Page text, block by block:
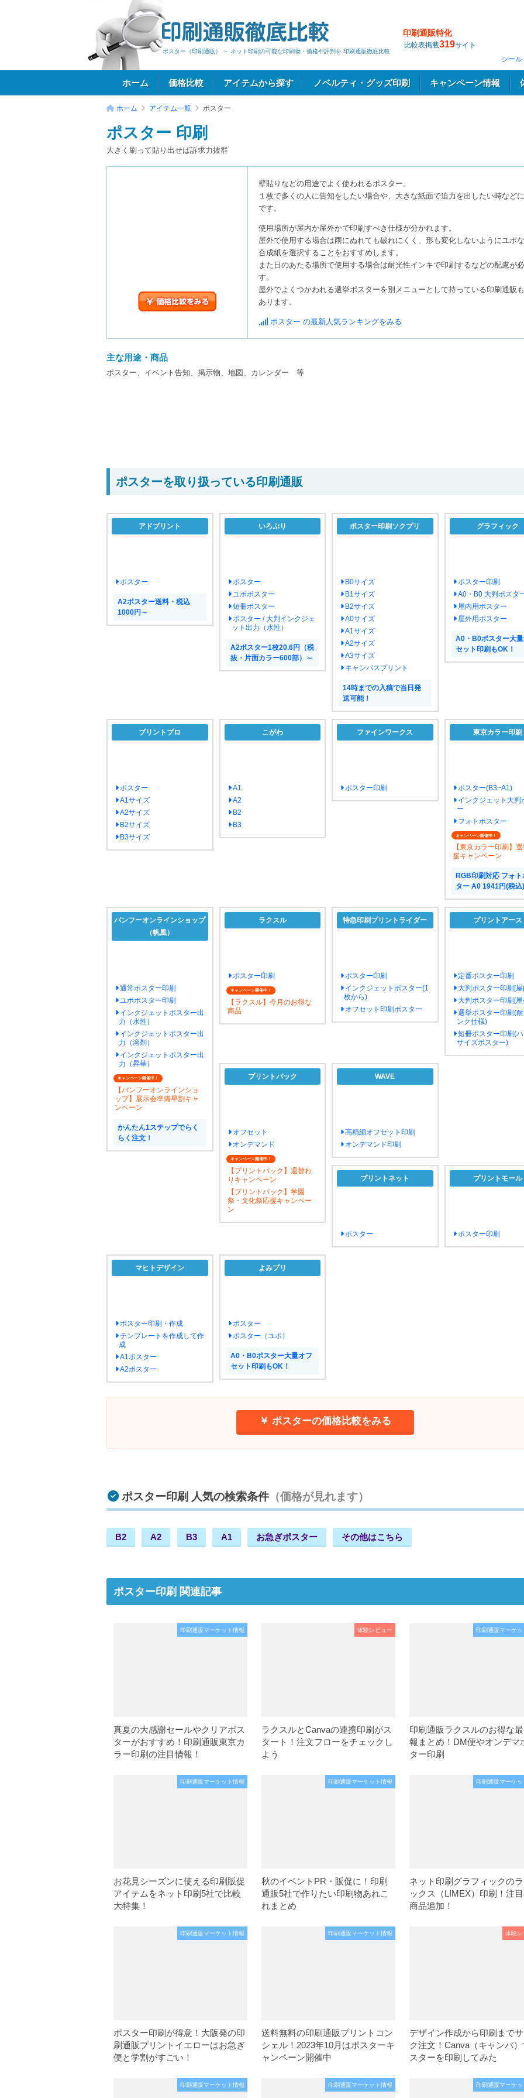
ポスター（印刷通販） ～ ネット印刷の可能な印刷物・価格や評判を 印刷通販徹底比較
印刷通販特化
比較表掲載319サイト
シール
ホーム 価格比較 アイテムから探す ノベルティ・グッズ印刷 キャンペーン情報
ホーム アイテム一覧 ポスター
ポスター 印刷
大きく刷って貼り出せば訴求力抜群
壁貼りなどの用途でよく使われるポスター。
１枚で多くの人に告知をしたい場合や、大きな紙面で迫力を出したい時など
です。
使用場所が屋内か屋外かで印刷すべき仕様が分かれます。
屋外で使用する場合は雨にぬれても破れにくく、形も変化しないようにユポ
合成紙を選択することをおすすめします。
また日のあたる場所で使用する場合は耐光性インキで印刷するなどの配慮が
す。
屋外でよくつかわれる選挙ポスターを別メニューとして持っている印刷通販も
あります。
ポスター の最新人気ランキングをみる
主な用途・商品
ポスター、イベント告知、掲示物、地図、カレンダー 等
ポスターを取り扱っている印刷通販
アドプリント
ポスター
A2ポスター送料・税込
1000円～
いろぷり
ポスター
ユポポスター
短冊ポスター
ポスター / 大判インクジェ
ット出力（水性）
A2ポスター1枚20.6円（税
抜・片面カラー600部）～
ポスター印刷ソクプリ
B0サイズ
B1サイズ
B2サイズ
A0サイズ
A1サイズ
A2サイズ
A3サイズ
キャンバスプリント
14時までの入稿で当日発
送可能！
グラフィック
ポスター印刷
A0・B0 大判ポスタ
屋内用ポスター
屋外用ポスター
A0・B0ポスター大
セット印刷もOK！
プリントプロ
ポスター
A1サイズ
A2サイズ
B2サイズ
B3サイズ
こがわ
A1
A2
B2
B3
ファインワークス
ポスター印刷
東京カラー印刷
ポスター(B3~A1)
インクジェット大判
ー
フォトポスター
キャンペーン開催中！
【東京カラー印刷】
援キャンペーン
RGB印刷対応 フォト
ター A0 1941円(税込
バンフーオンラインショップ
（帆風）
通常ポスター印刷
ユポポスター印刷
インクジェットポスター出
力（水性）
インクジェットポスター出
力（溶剤）
インクジェットポスター出
力（昇華）
キャンペーン開催中！
【バンフーオンラインショ
ップ】展示会準備早割キャ
ンペーン
かんたん1ステップでらく
らく注文！
ラクスル
ポスター印刷
キャンペーン開催中！
【ラクスル】今月のお得な
商品
特急印刷プリントライダー
ポスター印刷
インクジェットポスター(1
枚から)
オフセット印刷ポスター
プリントアース
定番ポスター印刷
大判ポスター印刷[屋
大判ポスター印刷[屋
選挙ポスター印刷(耐
ンク仕様)
短冊ポスター印刷(
サイズポスター)
プリントパック
オフセット
オンデマンド
キャンペーン開催中！
【プリントパック】週替わ
りキャンペーン
【プリントパック】学園
祭・文化祭応援キャンペー
ン
WAVE
高精細オフセット印刷
オンデマンド印刷
プリントネット
ポスター
プリントモール
ポスター印刷
マヒトデザイン
ポスター印刷・作成
テンプレートを作成して作
成
A1ポスター
A2ポスター
よみプリ
ポスター
ポスター（ユポ）
A0・B0ポスター大量オフ
セット印刷もOK！
￥ ポスターの価格比較をみる
ポスター印刷 人気の検索条件（価格が見れます）
B2 A2 B3 A1 お急ぎポスター その他はこちら
ポスター印刷 関連記事
印刷通販マーケット情報
真夏の大感謝セールやクリアポス
ターがおすすめ！印刷通販東京カ
ラー印刷の注目情報！
体験レビュー
ラクスルとCanvaの連携印刷がス
タート！注文フローをチェックし
よう
印刷通販マーケッ
印刷通販ラクスルのお得な
報まとめ！DM便やオンデマ
ター印刷
印刷通販マーケット情報
お花見シーズンに使える印刷販促
アイテムをネット印刷5社で比較
大特集！
印刷通販マーケット情報
秋のイベントPR・販促に！印刷
通販5社で作りたい印刷物あれこ
れまとめ
印刷通販マーケッ
ネット印刷グラフィックのラ
ックス（LIMEX）印刷！注
商品追加！
印刷通販マーケット情報
ポスター印刷が得意！大阪発の印
刷通販プリントイエローはお急ぎ
便と学割がすごい！
印刷通販マーケット情報
送料無料の印刷通販プリントコン
シェル！2023年10月はポスターキ
ャンペーン開催中
体験レ
デザイン作成から印刷まで
ク注文！Canva（キャンバ）
スターを印刷してみた
印刷通販マーケット情報 印刷通販マーケット情報 印刷通販マーケッ